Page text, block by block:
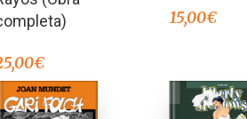
€
15,00€